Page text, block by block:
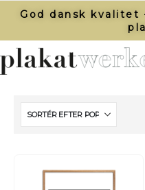
God dansk kvalitet